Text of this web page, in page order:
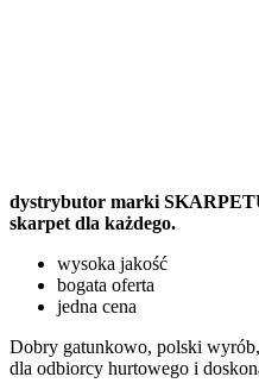
dystrybutor marki
skarpet dla każdego.
wysoka jakość
bogata oferta
jedna cena
Dobry gatunkowo, polski
dla odbiorcy hurtowego i